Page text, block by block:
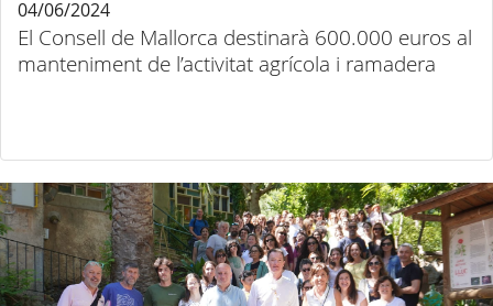
El Consell de Mallorca destinarà 600.000 euros al
manteniment de l’activitat agrícola i ramadera
04/06/2024